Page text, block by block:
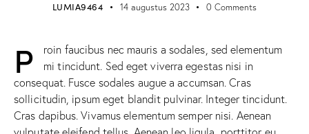
LUMIA9464 14 augustus 2023 0 Comments
P
roin faucibus nec mauris a sodales, sed elementum
mi tincidunt. Sed eget viverra egestas nisi in
consequat. Fusce sodales augue a accumsan. Cras
sollicitudin, ipsum eget blandit pulvinar. Integer tincidunt.
Cras dapibus. Vivamus elementum semper nisi. Aenean